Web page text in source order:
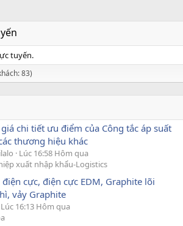
tuyến.
83)
chi tiết ưu điểm của Công tắc áp suất
thương hiệu khác
Lúc 16:58 Hôm qua
xuất nhập khẩu-Logistics
điện cực, điện cực EDM, Graphite lõi
vảy Graphite
Lúc 16:13 Hôm qua